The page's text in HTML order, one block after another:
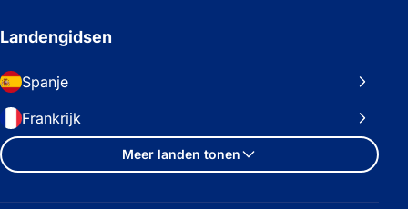
Landengidsen
Spanje
Frankrijk
Meer landen tonen